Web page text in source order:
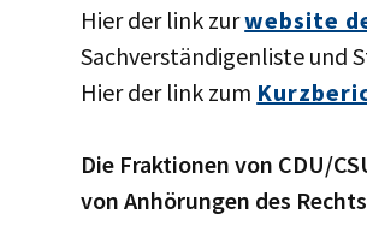
Hier der link zurwebsite
Sachverständigenliste und
Hier der link zum
Die Fraktionen von CDU/
von Anhörungen des